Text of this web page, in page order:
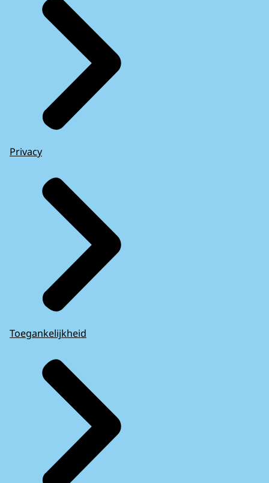
Privacy
Toegankelijkheid